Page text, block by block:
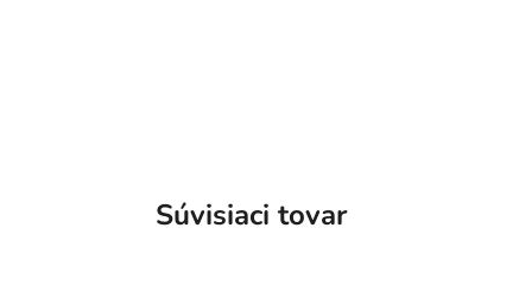
Súvisiaci tovar